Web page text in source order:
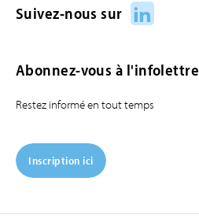
Suivez-nous sur LinkedIn
Abonnez-vous à l'infolettre
Restez informé en tout temps
Inscription ici